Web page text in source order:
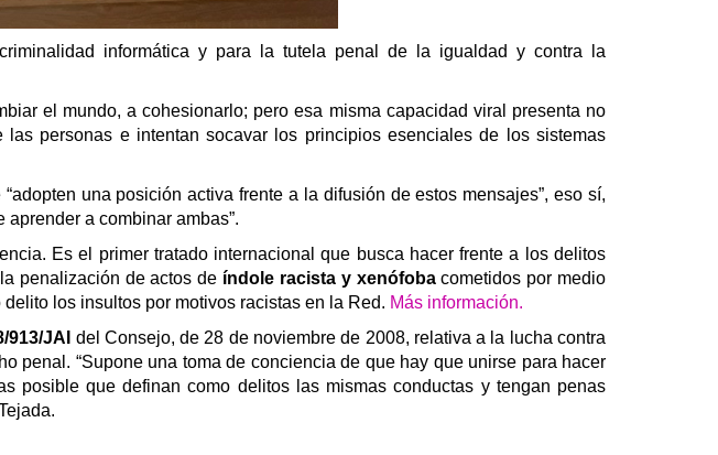
informática y para la tutela penal de la igualdad y contra la
el mundo, a cohesionarlo; pero esa misma capacidad viral presenta no
personas e intentan socavar los principios esenciales de los sistemas
una posición activa frente a la difusión de estos mensajes”, eso sí,
aprender a combinar ambas”.
Es el primer tratado internacional que busca hacer frente a los delitos
penalización de actos de índole racista y xenófobacometidos por medio
los insultos por motivos racistas en la Red. Más información.
913/JAI del Consejo, de 28 de noviembre de 2008, relativa a la lucha contra
penal. “Supone una toma de conciencia de que hay que unirse para hacer
posible que definan como delitos las mismas conductas y tengan penas